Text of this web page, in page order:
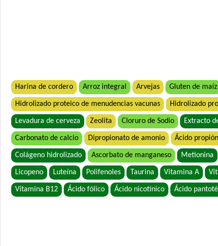
Harina de cordero Arroz integral Arvejas Gluten de maíz
Hidrolizado proteico de menudencias vacunas Hidrolizado
Levadura de cerveza Zeolita Cloruro de Sodio Extracto
Carbonato de calcio Dipropionato de amonio Ácido
Colágeno hidrolizado Ascorbato de manganeso Metionina
Licopeno Luteína Polifenoles Taurina Vitamina A
Vitamina B12 Ácido fólico Ácido nicotínico Ácido